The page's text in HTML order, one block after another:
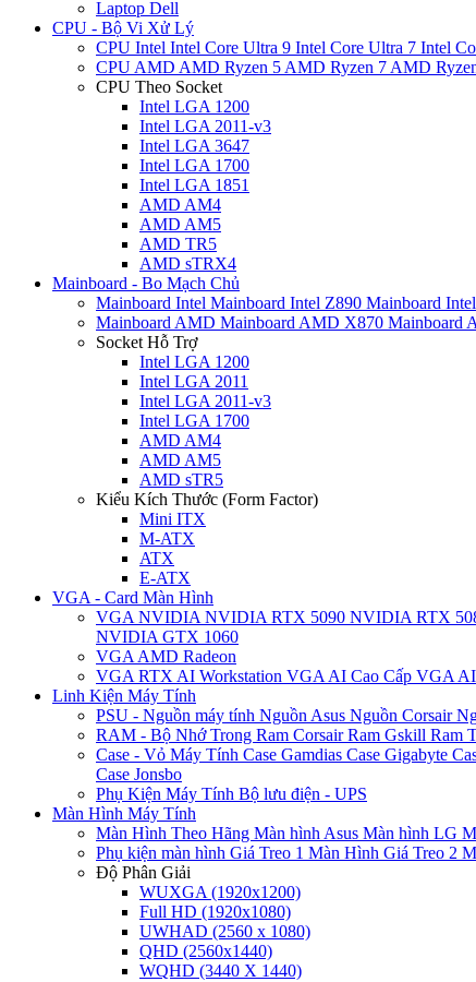
Laptop Dell
CPU - Bộ Vi Xử Lý
CPU Intel Intel Core Ultra 9 Intel Core Ultra 7 Intel
CPU AMD AMD Ryzen 5 AMD Ryzen 7 AMD
CPU Theo Socket
Intel LGA 1200
Intel LGA 2011-v3
Intel LGA 3647
Intel LGA 1700
Intel LGA 1851
AMD AM4
AMD AM5
AMD TR5
AMD sTRX4
Mainboard - Bo Mạch Chủ
Mainboard Intel Mainboard Intel Z890 Mainboard
Mainboard AMD Mainboard AMD X870 Mainboard
Socket Hỗ Trợ
Intel LGA 1200
Intel LGA 2011
Intel LGA 2011-v3
Intel LGA 1700
AMD AM4
AMD AM5
AMD sTR5
Kiểu Kích Thước (Form Factor)
Mini ITX
M-ATX
ATX
E-ATX
VGA - Card Màn Hình
VGA NVIDIA NVIDIA RTX 5090 NVIDIA RTX
NVIDIA GTX 1060
VGA AMD Radeon
VGA RTX AI Workstation VGA AI Cao Cấp VGA AI
Linh Kiện Máy Tính
PSU - Nguồn máy tính Nguồn Asus Nguồn Corsair
RAM - Bộ Nhớ Trong Ram CorsairRam Gskill Ram
Case - Vỏ Máy Tính Case Gamdias Case Gigabyte
Case Jonsbo
Phụ Kiện Máy Tính Bộ lưu điện - UPS
Màn Hình Máy Tính
Màn Hình Theo Hãng Màn hình Asus Màn hình LG
Phụ kiện màn hình Giá Treo 1 Màn Hình Giá Treo 2
Độ Phân Giải
WUXGA (1920x1200)
Full HD (1920x1080)
UWHAD (2560 x 1080)
QHD (2560x1440)
WQHD (3440 X 1440)